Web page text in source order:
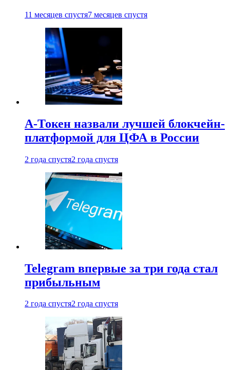
11 месяцев спустя7 месяцев спустя
А-Токен назвали лучшей блокчейн-
платформой для ЦФА в России
2 года спустя2 года спустя
Telegram впервые за три года стал
прибыльным
2 года спустя2 года спустя